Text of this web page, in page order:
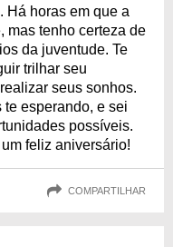
Há horas em que a
mas tenho certeza de
da juventude. Te
trilhar seu
seus sonhos.
esperando, e sei
possíveis.
feliz aniversário!
COMPARTILHAR